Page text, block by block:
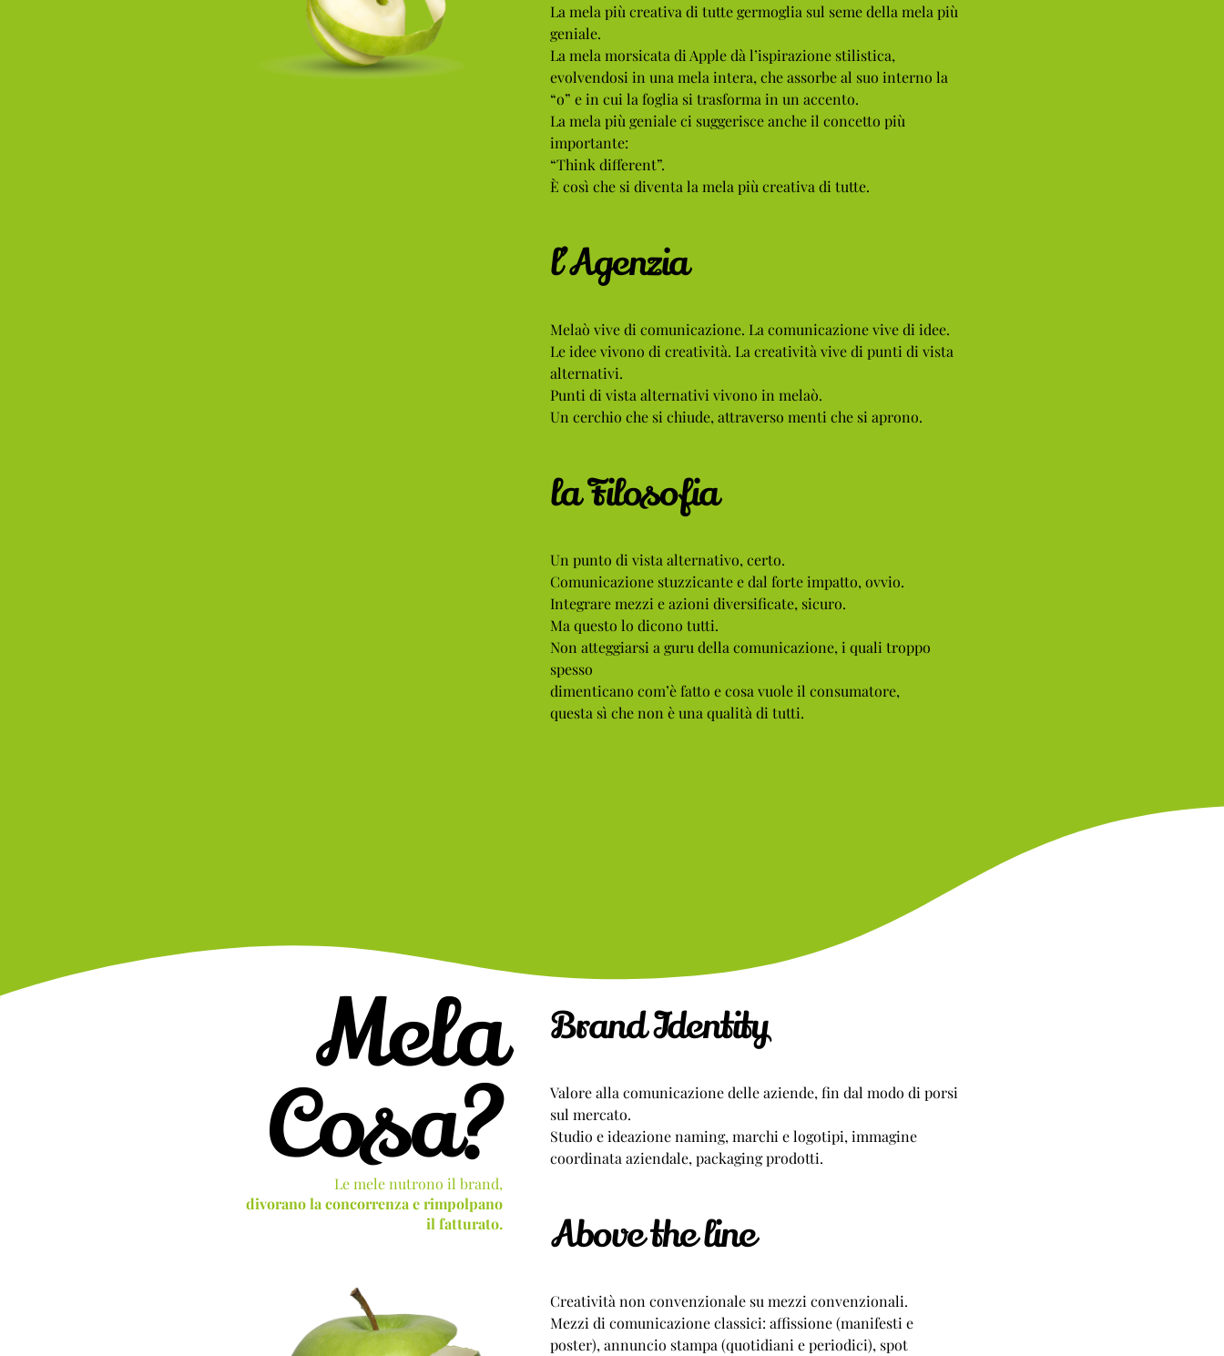
La mela più creativa di tutte germoglia sul seme della mela più
geniale.
La mela morsicata di Apple dà l’ispirazione stilistica,
evolvendosi in una mela intera, che assorbe al suo interno la
“o” e in cui la foglia si trasforma in un accento.
La mela più geniale ci suggerisce anche il concetto più
importante:
“Think different”.
È così che si diventa la mela più creativa di tutte.
l’Agenzia
Melaò vive di comunicazione. La comunicazione vive di idee.
Le idee vivono di creatività. La creatività vive di punti di vista
alternativi.
Punti di vista alternativi vivono in melaò.
Un cerchio che si chiude, attraverso menti che si aprono.
la Filosofia
Un punto di vista alternativo, certo.
Comunicazione stuzzicante e dal forte impatto, ovvio.
Integrare mezzi e azioni diversificate, sicuro.
Ma questo lo dicono tutti.
Non atteggiarsi a guru della comunicazione, i quali troppo
spesso
dimenticano com’è fatto e cosa vuole il consumatore,
questa sì che non è una qualità di tutti.
Mela
Cosa?
Le mele nutrono il brand,
divorano la concorrenza e rimpolpano
il fatturato.
Brand Identity
Valore alla comunicazione delle aziende, fin dal modo di porsi
sul mercato.
Studio e ideazione naming, marchi e logotipi, immagine
coordinata aziendale, packaging prodotti.
Above the line
Creatività non convenzionale su mezzi convenzionali.
Mezzi di comunicazione classici: affissione (manifesti e
poster), annuncio stampa (quotidiani e periodici), spot